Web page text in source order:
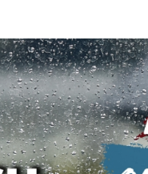
CIENCIA Y TECNOLOGÍA